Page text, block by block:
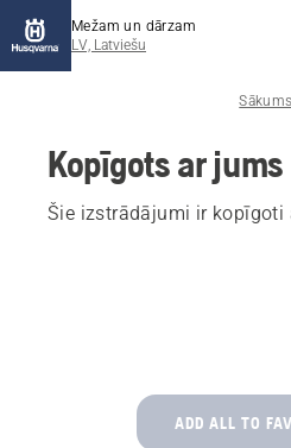
Mežam un dārzam
LV, Latviešu
Sākums
Kopīgots ar jums
Šie izstrādājumi ir kopīgoti
ADD ALL TO